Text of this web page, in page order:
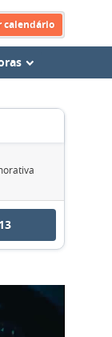
calendário